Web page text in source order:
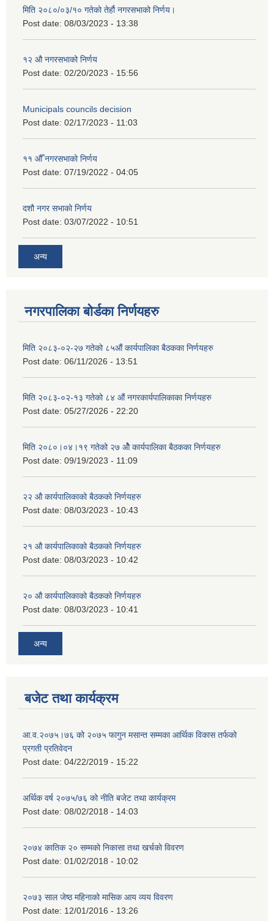
मिति २०८०/०३/१० गतेको तेर्हौ नगरसभाको निर्णय।
Post date: 08/03/2023 - 13:38
१२ औ नगरसभाको निर्णय
Post date: 02/20/2023 - 15:56
Municipals councils decision
Post date: 02/17/2023 - 11:03
११ ‌औँ नगरसभाको निर्णय
Post date: 07/19/2022 - 04:05
दशौ नगर सभाको निर्णय
Post date: 03/07/2022 - 10:51
अन्य
नगरपालिका बोर्डका निर्णयहरु
मिति २०८३-०२-२७ गतेको ८५औं कार्यपालिका बैठकका निर्णयहरु
Post date: 06/11/2026 - 13:51
मिति २०८३-०२-१३ गतेको ८४ औं नगरकार्यपालिकाका निर्णयहरु
Post date: 05/27/2026 - 22:20
मिति २०८०।०४।१९ गतेको २७ ‌‍‌ओेै कार्यपालिका बैठकका निर्णयहरु
Post date: 09/19/2023 - 11:09
२‍२ औ कार्यपालिकाको बैठकको निर्णयहरु
Post date: 08/03/2023 - 10:43
२‍१ औ कार्यपालिकाको बैठकको निर्णयहरु
Post date: 08/03/2023 - 10:42
२‍० औ कार्यपालिकाको बैठकको निर्णयहरु
Post date: 08/03/2023 - 10:41
अन्य
बजेट तथा कार्यक्रम
आ.व.२०७५।७६ को २०७५ फागुन मसान्त सम्मका आर्थिक विकास तर्फको
प्रगती प्रतिवेदन
Post date: 04/22/2019 - 15:22
अर्थिक वर्ष २०७५/७६ को नीति बजेट तथा कार्यक्रम
Post date: 08/02/2018 - 14:03
२०७४ कातिक २० सम्मकाे निकासा तथा खर्चकाे विवरण
Post date: 01/02/2018 - 10:02
२०७३ साल जेष्ठ महिनाको मासिक आय व्यय विवरण
Post date: 12/01/2016 - 13:26